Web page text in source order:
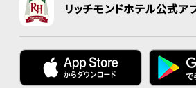
リッチモンドホテル公式ア